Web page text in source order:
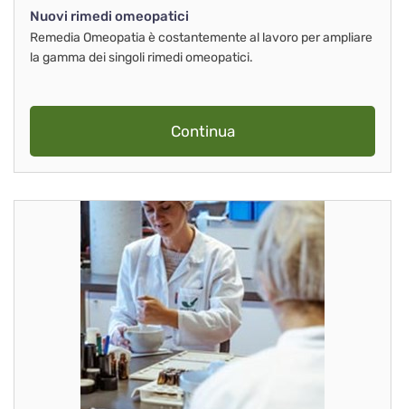
Nuovi rimedi omeopatici
Remedia Omeopatia è costantemente al lavoro per ampliare
la gamma dei singoli rimedi omeopatici.
Continua